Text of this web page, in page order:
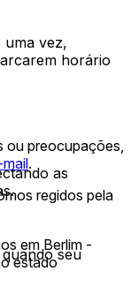
uma vez,
horário
as
seu
ou preocupações,
.
regidos pela
em Berlim -
estado